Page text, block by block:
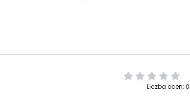
Liczba ocen: 0